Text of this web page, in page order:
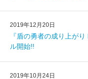
2019年12月20日
『盾の勇者の成り上が
ル開始!!
2019年10月24日